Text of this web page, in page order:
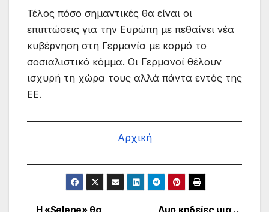
Τέλος πόσο σημαντικές θα είναι οι
επιπτώσεις για την Ευρώπη με πεθαίνει νέα
κυβέρνηση στη Γερμανία με κορμό το
σοσιαλιστικό κόμμα. Οι Γερμανοί θέλουν
ισχυρή τη χώρα τους αλλά πάντα εντός της
ΕΕ.
Αρχική